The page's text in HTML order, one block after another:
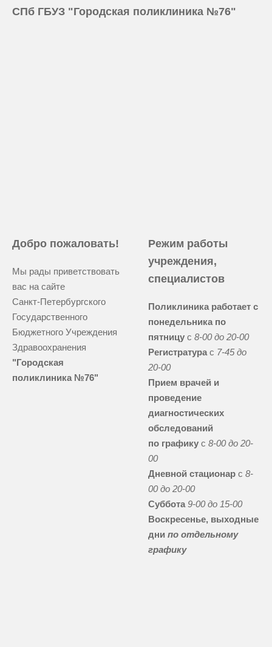
СПб ГБУЗ "Городская поликлиника №76"
Добро пожаловать!
Мы рады приветствовать
вас на сайте
Санкт-Петербургского
Государственного
Бюджетного Учреждения
Здравоохранения
"Городская
поликлиника №76"
Режим работы
учреждения,
специалистов
Поликлиника работает с
понедельника по
пятницу с 8-00 до 20-00
Регистратура с 7-45 до
20-00
Прием врачей и
проведение
диагностических
обследований
по графику с 8-00 до 20-
00
Дневной стационар с 8-
00 до 20-00
Суббота 9-00 до 15-00
Воскресенье, выходные
дни по отдельному
графику